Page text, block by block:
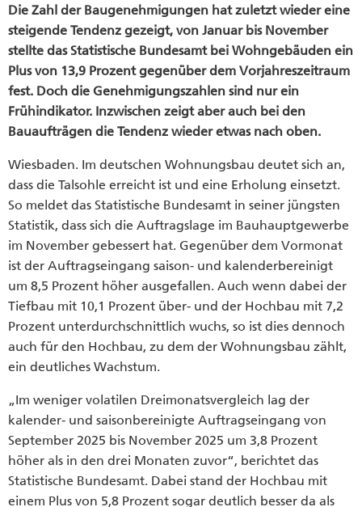
Die Zahl der Baugenehmigungen hat zuletzt wieder eine
steigende Tendenz gezeigt, von Januar bis November
stellte das Statistische Bundesamt bei Wohngebäuden ein
Plus von 13,9 Prozent gegenüber dem Vorjahreszeitraum
fest. Doch die Genehmigungszahlen sind nur ein
Frühindikator. Inzwischen zeigt aber auch bei den
Bauaufträgen die Tendenz wieder etwas nach oben.
Wiesbaden. Im deutschen Wohnungsbau deutet sich an,
dass die Talsohle erreicht ist und eine Erholung einsetzt.
So meldet das Statistische Bundesamt in seiner jüngsten
Statistik, dass sich die Auftragslage im Bauhauptgewerbe
im November gebessert hat. Gegenüber dem Vormonat
ist der Auftragseingang saison- und kalenderbereinigt
um 8,5 Prozent höher ausgefallen. Auch wenn dabei der
Tiefbau mit 10,1 Prozent über- und der Hochbau mit 7,2
Prozent unterdurchschnittlich wuchs, so ist dies dennoch
auch für den Hochbau, zu dem der Wohnungsbau zählt,
ein deutliches Wachstum.
„Im weniger volatilen Dreimonatsvergleich lag der
kalender- und saisonbereinigte Auftragseingang von
September 2025 bis November 2025 um 3,8 Prozent
höher als in den drei Monaten zuvor“, berichtet das
Statistische Bundesamt. Dabei stand der Hochbau mit
einem Plus von 5,8 Prozent sogar deutlich besser da als